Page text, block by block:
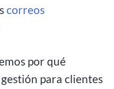
correos
por qué
para clientes